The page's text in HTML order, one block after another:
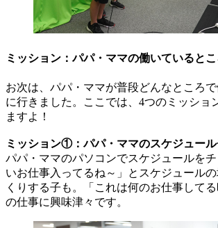
ミッション：パパ・ママの働いていると
お次は、パパ・ママが普段どんなところ
に行きました。ここでは、4つのミッショ
ますよ！
ミッション①：パパ・ママのスケジュール
パパ・ママのパソコンでスケジュールを
いお仕事入ってるね～」とスケジュール
くりする子も。「これは何のお仕事して
の仕事に興味津々です。